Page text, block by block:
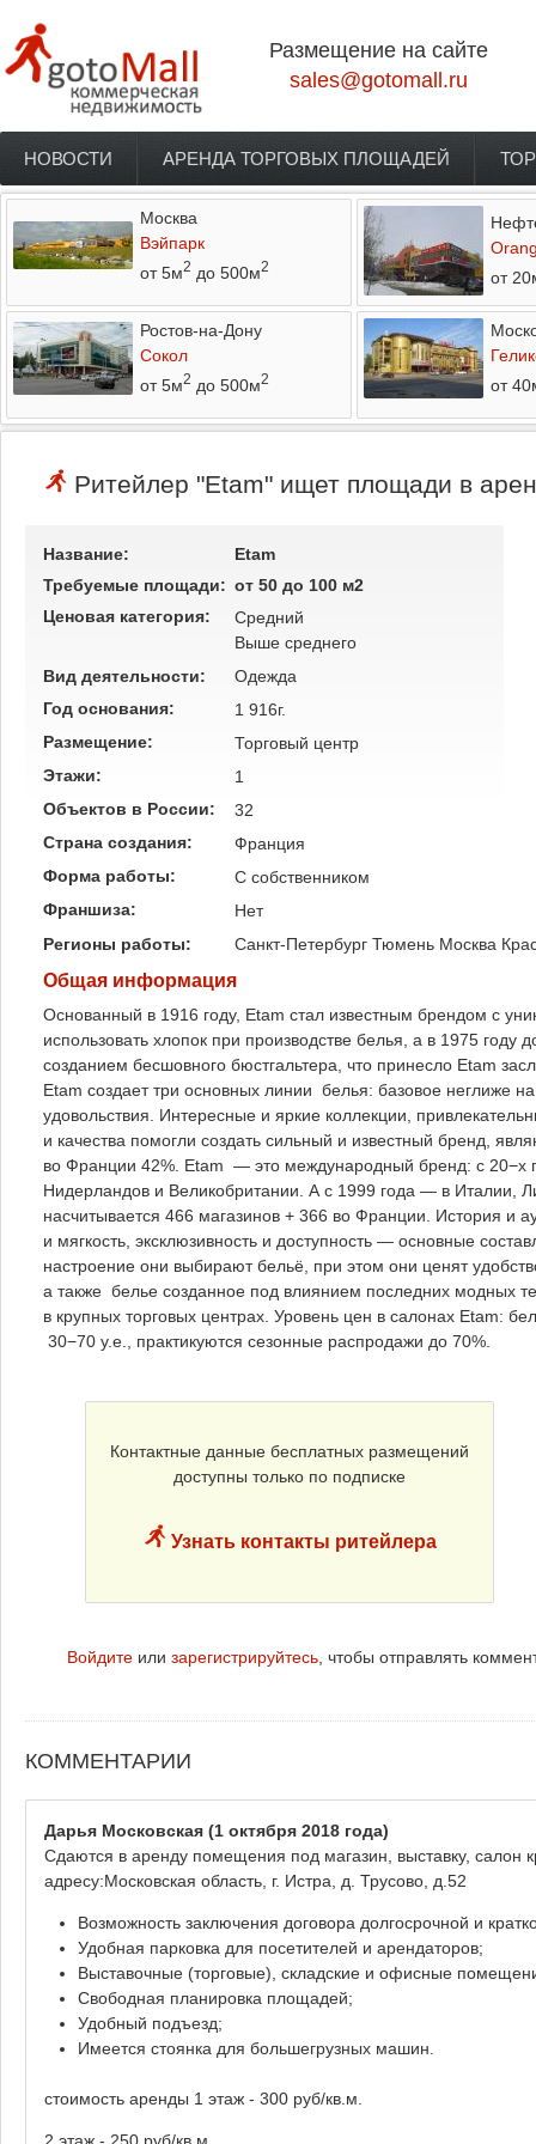
Размещение на сайте
sales@gotomall.ru
Главное меню
НОВОСТИ АРЕНДА ТОРГОВЫХ ПЛОЩАДЕЙ
Москва
Вэйпарк
от 5м2 до 500м2
от
Ростов-на-Дону
Сокол
от 5м2 до 500м2
от
Ритейлер "Etam" ищет площади в
Название:
Etam
Требуемые площади: от 50 до 100 м2
Ценовая категория:
Средний
Выше среднего
Вид деятельности:
Одежда
Год основания:
1 916г.
Размещение:
Торговый центр
Этажи:
1
Объектов в России:
32
Страна создания:
Франция
Форма работы:
C собственником
Франшиза:
Нет
Регионы работы:
Санкт-Петербург Тюмень Москва
Общая информация
Основанный в 1916 году, Etam стал известным брендом с
использовать хлопок при производстве белья, а в 1975
созданием бесшовного бюстгальтера, что принесло Etam
Etam создает три основных линии белья: базовое неглиже
удовольствия. Интересные и яркие коллекции,
и качества помогли создать сильный и известный бренд,
во Франции 42%. Etam — это международный бренд: с 20−х
Нидерландов и Великобритании. А с 1999 года — в Италии,
насчитывается 466 магазинов + 366 во Франции. История и
и мягкость, эксклюзивность и доступность — основные
настроение они выбирают бельё, при этом они ценят
а также белье созданное под влиянием последних модных
в крупных торговых центрах. Уровень цен в салонах Etam:
30−70 у.е., практикуются сезонные распродажи до 70%.
Контактные данные бесплатных размещений
доступны только по подписке
Узнать контакты ритейлера
Войдите или зарегистрируйтесь, чтобы отправлять
КОММЕНТАРИИ
Дарья Московская (1 октября 2018 года)
Сдаются в аренду помещения под магазин, выставку,
адресу:Московская область, г. Истра, д. Трусово, д.52
Возможность заключения договора долгосрочной и
Удобная парковка для посетителей и арендаторов;
Выставочные (торговые), складские и офисные
Свободная планировка площадей;
Удобный подъезд;
Имеется стоянка для большегрузных машин.
стоимость аренды 1 этаж - 300 руб/кв.м.
2 этаж - 250 руб/кв.м.